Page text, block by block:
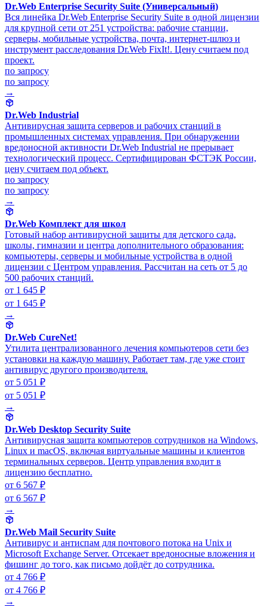
Dr.Web Enterprise Security Suite (Универсальный)
Вся линейка Dr.Web Enterprise Security Suite в одной лицензии
для крупной сети от 251 устройства: рабочие станции,
серверы, мобильные устройства, почта, интернет-шлюз и
инструмент расследования Dr.Web FixIt!. Цену считаем под
проект.
по запросу
по запросу
→
Dr.Web Industrial
Антивирусная защита серверов и рабочих станций в
промышленных системах управления. При обнаружении
вредоносной активности Dr.Web Industrial не прерывает
технологический процесс. Сертифицирован ФСТЭК России,
цену считаем под объект.
по запросу
по запросу
→
Dr.Web Комплект для школ
Готовый набор антивирусной защиты для детского сада,
школы, гимназии и центра дополнительного образования:
компьютеры, серверы и мобильные устройства в одной
лицензии с Центром управления. Рассчитан на сеть от 5 до
500 рабочих станций.
от 1 645 ₽
от 1 645 ₽
→
Dr.Web CureNet!
Утилита централизованного лечения компьютеров сети без
установки на каждую машину. Работает там, где уже стоит
антивирус другого производителя.
от 5 051 ₽
от 5 051 ₽
→
Dr.Web Desktop Security Suite
Антивирусная защита компьютеров сотрудников на Windows,
Linux и macOS, включая виртуальные машины и клиентов
терминальных серверов. Центр управления входит в
лицензию бесплатно.
от 6 567 ₽
от 6 567 ₽
→
Dr.Web Mail Security Suite
Антивирус и антиспам для почтового потока на Unix и
Microsoft Exchange Server. Отсекает вредоносные вложения и
фишинг до того, как письмо дойдёт до сотрудника.
от 4 766 ₽
от 4 766 ₽
→